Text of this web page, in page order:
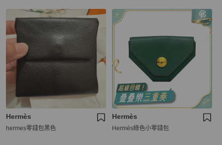
Hermès
hermes零錢包黑色
Hermès
Hermès綠色小零錢包